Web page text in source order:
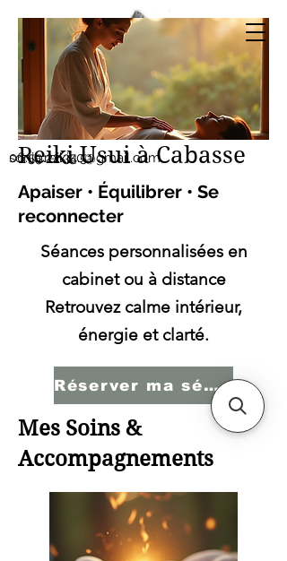
sonia.reiki50@gmail.com
06.59.22.34.51
Sonia SERBINI
Thérapeute soins
énergétiques Reiki Usui
Reiki Usui à Cabasse
Apaiser • Équilibrer • Se
reconnecter
Séances personnalisées en
cabinet ou à distance
Retrouvez calme intérieur,
énergie et clarté.
Réserver ma séance
Mes Soins &
Accompagnements